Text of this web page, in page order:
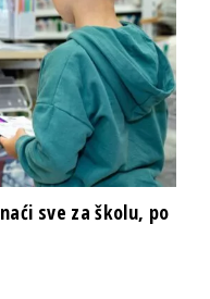
sve za školu, po